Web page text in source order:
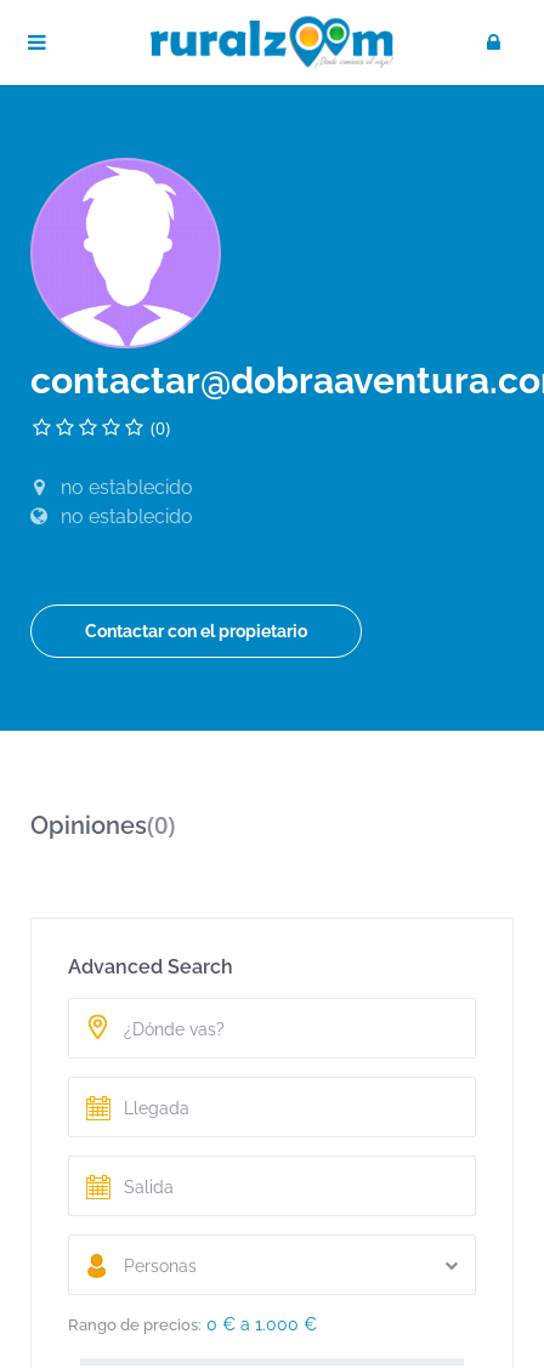
(0)
no establecido
no establecido
Contactar con el propietario
Opiniones(0)
Advanced Search
Personas
Rango de precios: 0 € a 1.000 €